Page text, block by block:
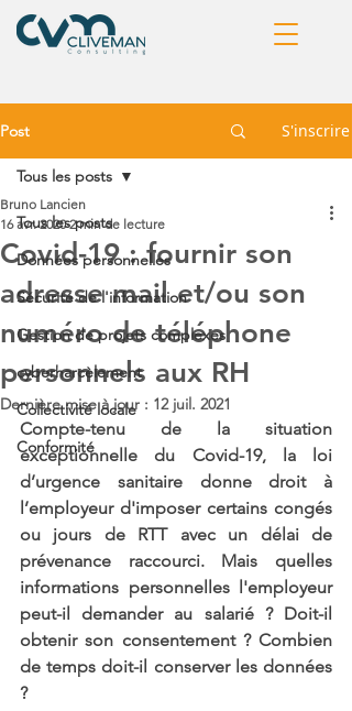
Post S'inscrire
Tous les posts
Données personnelles
Sécurité de l'information
Gestion de projets complexes
cyberharcèlement
Collectivité locale
Conformité
Tous les posts
Covid-19 : fournir son
adresse mail et/ou son
numéro de téléphone
personnels aux RH
Bruno Lancien
16 avr. 2020 2 min de lecture
Dernière mise à jour : 12 juil. 2021
Compte-tenu de la situation
exceptionnelle du Covid-19, la loi
d’urgence sanitaire donne droit à
l’employeur d'imposer certains congés
ou jours de RTT avec un délai de
prévenance raccourci. Mais quelles
informations personnelles l'employeur
peut-il demander au salarié ? Doit-il
obtenir son consentement ? Combien
de temps doit-il conserver les données
?